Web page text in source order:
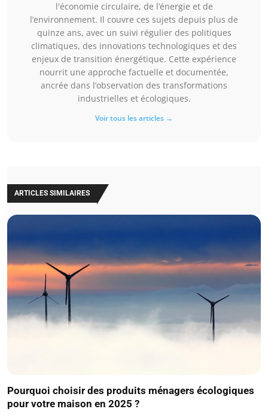
l'économie circulaire, de l’énergie et de
l’environnement. Il couvre ces sujets depuis plus de
quinze ans, avec un suivi régulier des politiques
climatiques, des innovations technologiques et des
enjeux de transition énergétique. Cette expérience
nourrit une approche factuelle et documentée,
ancrée dans l’observation des transformations
industrielles et écologiques.
Voir tous les articles →
ARTICLES SIMILAIRES
Pourquoi choisir des produits ménagers écologiques
pour votre maison en 2025 ?